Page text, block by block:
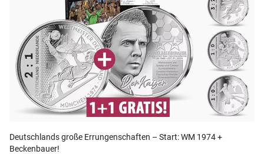
Deutschlands große Errungenschaften – Start: WM 1974 +
Beckenbauer!